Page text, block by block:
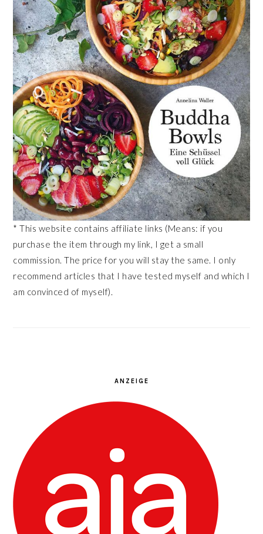
* This website contains affiliate links (Means: if you
purchase the item through my link, I get a small
commission. The price for you will stay the same. I only
recommend articles that I have tested myself and which I
am convinced of myself).
ANZEIGE